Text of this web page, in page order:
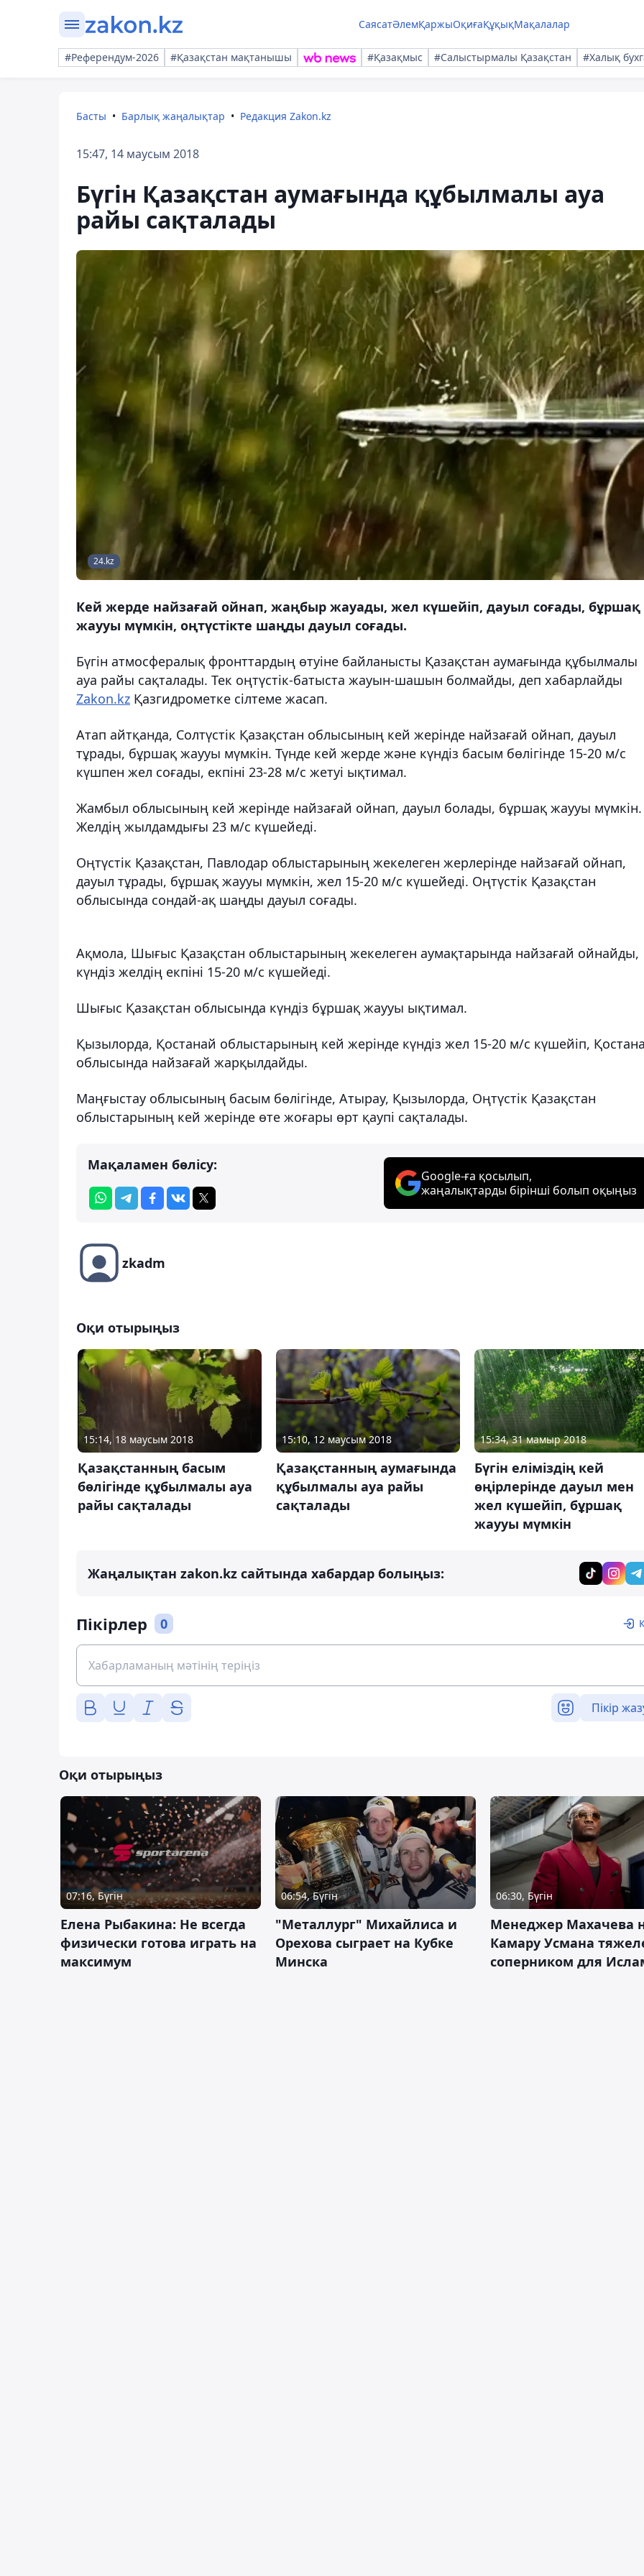
СаясатӘлемҚаржыОқиғаҚұқықМақалалар
#Референдум-2026 #Қазақстан мақтанышы #Қазақмыс #Салыстырмалы Қазақстан #Халық
Басты Барлық жаңалықтар Редакция Zakon.kz
15:47, 14 маусым 2018
Бүгін Қазақстан аумағында құбылмалы ауа
райы сақталады
24.kz
Кей жерде найзағай ойнап, жаңбыр жауады, жел күшейіп, дауыл соғады, бұршақ
жаууы мүмкін, оңтүстікте шаңды дауыл соғады.
Бүгін атмосфералық фронттардың өтуіне байланысты Қазақстан аумағында құбылмалы
ауа райы сақталады. Тек оңтүстік-батыста жауын-шашын болмайды, деп хабарлайды
Zakon.kz Қазгидрометке сілтеме жасап.
Атап айтқанда, Солтүстік Қазақстан облысының кей жерінде найзағай ойнап, дауыл
тұрады, бұршақ жаууы мүмкін. Түнде кей жерде және күндіз басым бөлігінде 15-20 м/с
күшпен жел соғады, екпіні 23-28 м/с жетуі ықтимал.
Жамбыл облысының кей жерінде найзағай ойнап, дауыл болады, бұршақ жаууы мүмкін.
Желдің жылдамдығы 23 м/с күшейеді.
Оңтүстік Қазақстан, Павлодар облыстарының жекелеген жерлерінде найзағай ойнап,
дауыл тұрады, бұршақ жаууы мүмкін, жел 15-20 м/с күшейеді. Оңтүстік Қазақстан
облысында сондай-ақ шаңды дауыл соғады.
Ақмола, Шығыс Қазақстан облыстарының жекелеген аумақтарында найзағай ойнайды,
күндіз желдің екпіні 15-20 м/с күшейеді.
Шығыс Қазақстан облысында күндіз бұршақ жаууы ықтимал.
Қызылорда, Қостанай облыстарының кей жерінде күндіз жел 15-20 м/с күшейіп,
облысында найзағай жарқылдайды.
Маңғыстау облысының басым бөлігінде, Атырау, Қызылорда, Оңтүстік Қазақстан
облыстарының кей жерінде өте жоғары өрт қаупі сақталады.
Мақаламен бөлісу:
Google-ға қосылып,
жаңалықтарды бірінші болып оқыңыз
zkadm
Оқи отырыңыз
15:14, 18 маусым 2018
Қазақстанның басым
бөлігінде құбылмалы ауа
райы сақталады
15:10, 12 маусым 2018
Қазақстанның аумағында
құбылмалы ауа райы
сақталады
15:34, 31 мамыр 2018
Бүгін еліміздің кей
өңірлерінде дауыл мен
жел күшейіп, бұршақ
жаууы мүмкін
Жаңалықтан zakon.kz сайтында хабардар болыңыз:
Пікірлер 0
Пікір
Оқи отырыңыз
07:16, Бүгін
Елена Рыбакина: Не всегда
физически готова играть на
максимум
06:54, Бүгін
"Металлург" Михайлиса и
Орехова сыграет на Кубке
Минска
06:30, Бүгін
Менеджер Махачева
Камару Усмана
соперником для